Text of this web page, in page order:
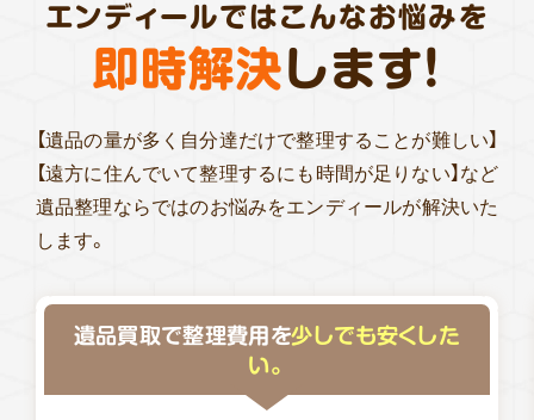
エンディールではこんなお悩みを
即時解決します!
【遺品の量が多く自分達だけで整理することが難しい】
【遠方に住んでいて整理するにも時間が足りない】など
遺品整理ならではのお悩みをエンディールが解決いた
します。
遺品買取で整理費用を少しでも安くした
い。